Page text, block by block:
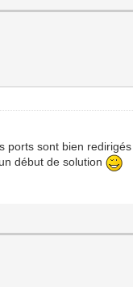
ports sont bien
début de solution